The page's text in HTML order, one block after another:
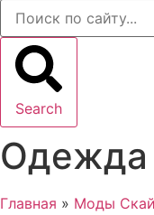
Search
Одежда
Главная » Моды